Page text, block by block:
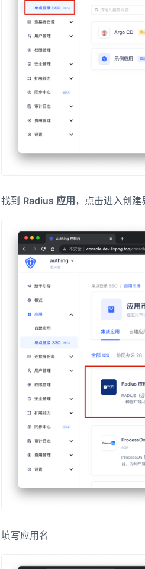
找到 Radius 应用，点击进入创建
填写应用名